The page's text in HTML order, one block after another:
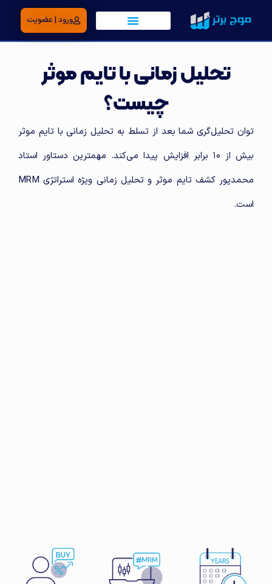
ورود | عضویت
تحلیل زمانی با تایم موثر
چیست؟
توان تحلیل‌گری شما بعد از تسلط به تحلیل زمانی با تایم موثر
بیش از ۱۰ برابر افزایش پیدا می‌کند. مهمترین دستاور استاد
محمدپور کشف تایم موثر و تحلیل زمانی ویژه استراتژی MRM
است.